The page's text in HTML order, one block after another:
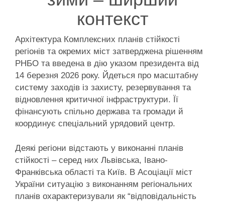
контекст
Архітектура Комплексних планів стійкості
регіонів та окремих міст затверджена рішенням
РНБО та введена в дію указом президента від
14 березня 2026 року. Йдеться про масштабну
систему заходів із захисту, резервування та
відновлення критичної інфраструктури. Її
фінансують спільно держава та громади й
координує спеціальний урядовий центр.
Деякі регіони відстають у виконанні планів
стійкості – серед них Львівська, Івано-
Франківська області та Київ. В Асоціації міст
України ситуацію з виконанням регіональних
планів охарактеризували як “відповідальність